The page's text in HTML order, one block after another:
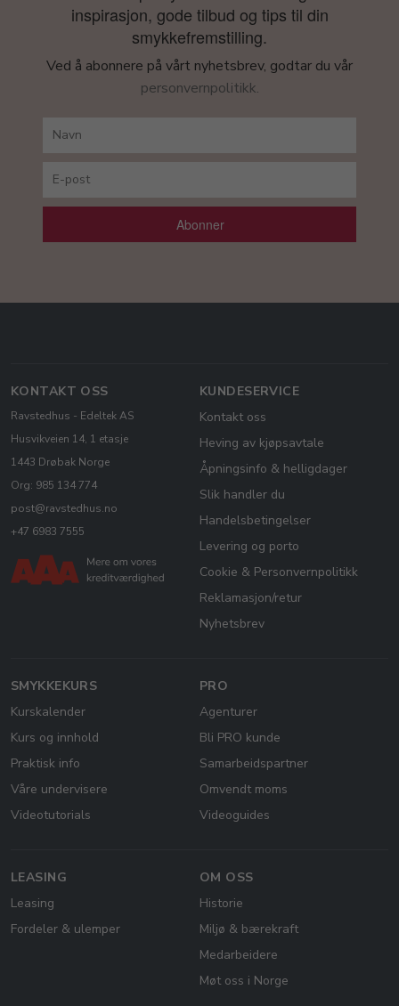
inspirasjon, gode tilbud og tips til din
smykkefremstilling.
Ved å abonnere på vårt nyhetsbrev, godtar du vår
personvernpolitikk.
Abonner
KONTAKT OSS
Ravstedhus - Edeltek AS
Husvikveien 14, 1 etasje
1443 Drøbak Norge
Org: 985 134 774
post@ravstedhus.no
+47 6983 7555
KUNDESERVICE
Kontakt oss
Heving av kjøpsavtale
Åpningsinfo & helligdager
Slik handler du
Handelsbetingelser
Levering og porto
Cookie & Personvernpolitikk
Reklamasjon/retur
Nyhetsbrev
SMYKKEKURS
Kurskalender
Kurs og innhold
Praktisk info
Våre undervisere
Videotutorials
PRO
Agenturer
Bli PRO kunde
Samarbeidspartner
Omvendt moms
Videoguides
LEASING
Leasing
Fordeler & ulemper
OM OSS
Historie
Miljø & bærekraft
Medarbeidere
Møt oss i Norge